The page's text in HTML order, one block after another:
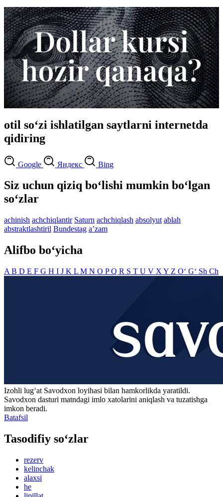
otil so‘zi ishlatilgan saytlarni internetda
qidiring
Google Яндекс Bing
Siz uchun qiziq bo‘lishi mumkin bo‘lgan
so‘zlar
achinish achchiqlantir Saturn achchiqlash absolyut ablah
abstraktlashtiril Bundestag aʼzam
Alifbo bo‘yicha
A B D E F G H I J K L M N O PQ R S T U V X Y Z O‘ G‘ Sh Ch
Izohli lugʻat Savodxon loyihasi bilan hamkorlikda yaratildi.
Savodxon dasturi matndagi imlo xatolarini aniqlash va tuzatishga
imkon beradi.
Batafsil
Tasodifiy so‘zlar
rezerv
kelinchak
alaxsi
he